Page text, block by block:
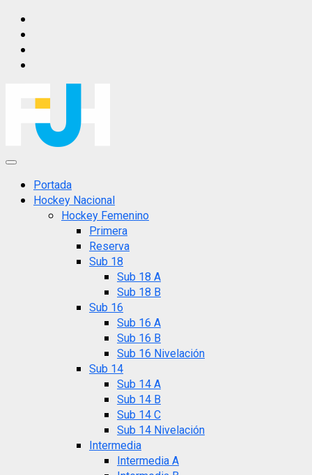
Saltar
contenido
Menú
principalPortada
Hockey Nacional
Hockey Femenino
Primera
Reserva
Sub 18
Sub 18 A
Sub 18 B
Sub 16
Sub 16 A
Sub 16 B
Sub 16 Nivelación
Sub 14
Sub 14 A
Sub 14 B
Sub 14 C
Sub 14 Nivelación
Intermedia
Intermedia A